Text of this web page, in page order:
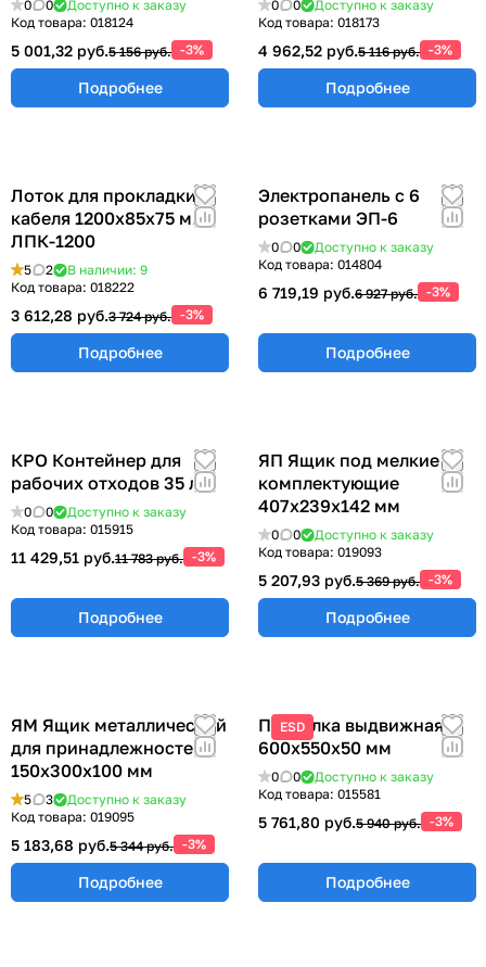
0 0
Доступно к заказу
Код товара: 018124
5 001,32 руб.5 156 руб. -3%
Подробнее
0 0
Доступно к заказу
Код товара: 018173
4 962,52 руб.5 116 руб. -3%
Подробнее
Лоток для прокладки
кабеля 1200х85х75 мм
ЛПК-1200
5 2
В наличии: 9
Код товара: 018222
3 612,28 руб.3 724 руб. -3%
Подробнее
Электропанель с 6
розетками ЭП-6
0 0
Доступно к заказу
Код товара: 014804
6 719,19 руб.6 927 руб. -3%
Подробнее
КРО Контейнер для
рабочих отходов 35 л.
0 0
Доступно к заказу
Код товара: 015915
11 429,51 руб.11 783 руб. -3%
Подробнее
ЯП Ящик под мелкие
комплектующие
407х239х142 мм
0 0
Доступно к заказу
Код товара: 019093
5 207,93 руб.5 369 руб. -3%
Подробнее
ЯМ Ящик металлический
для принадлежностей
150х300х100 мм
5 3
Доступно к заказу
Код товара: 019095
5 183,68 руб.5 344 руб. -3%
Подробнее
ESD
ПВ Полка выдвижная
600х550х50 мм
0 0
Доступно к заказу
Код товара: 015581
5 761,80 руб.5 940 руб. -3%
Подробнее